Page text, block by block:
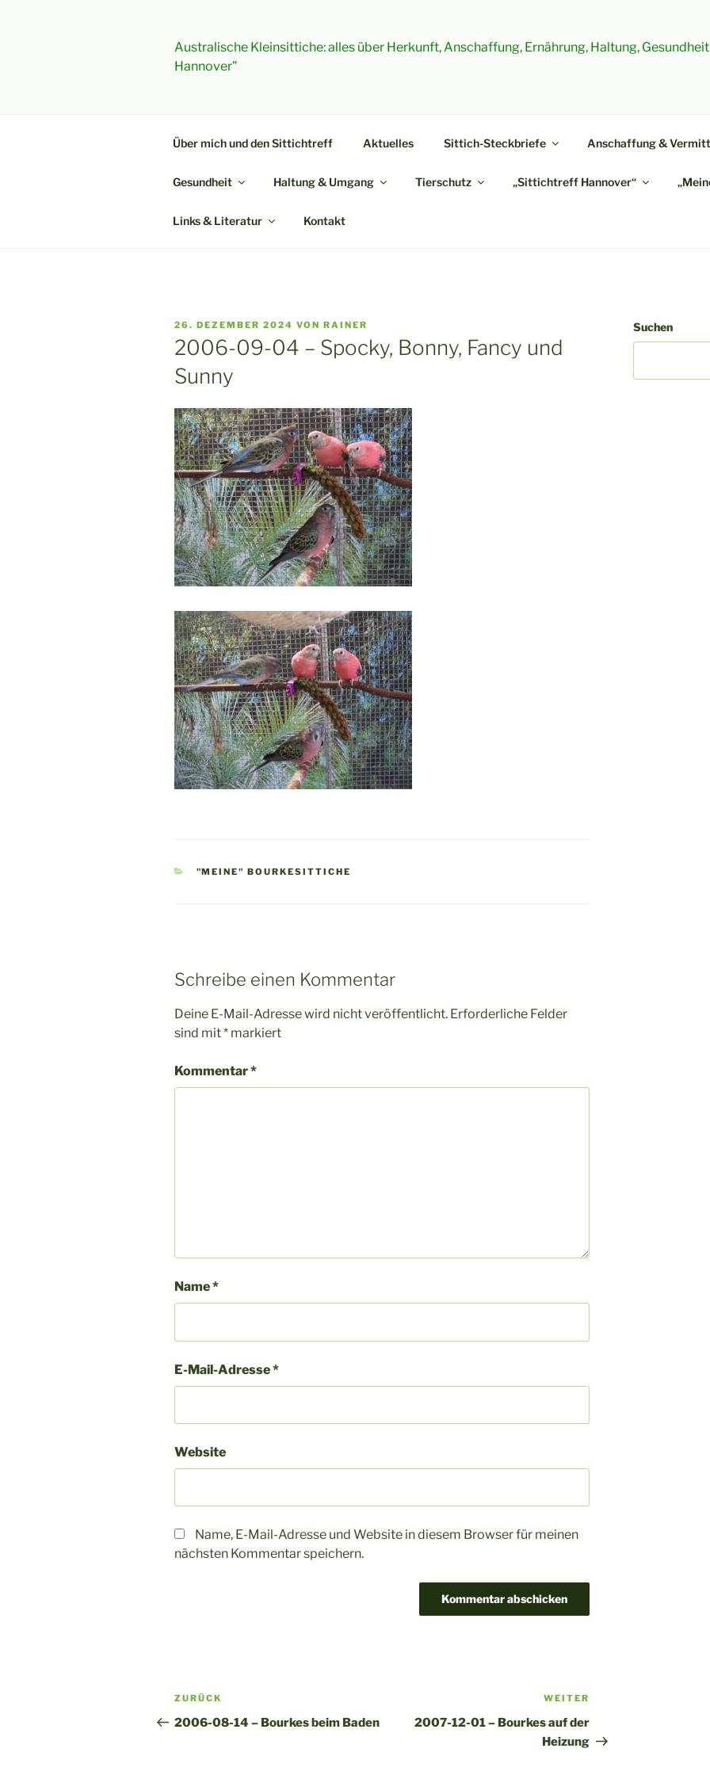
Australische Kleinsittiche: alles über Herkunft, Anschaffung, Ernährung, Haltung,
Hannover"
Über mich und den Sittichtreff Aktuelles Sittich-Steckbriefe Anschaffung &
Gesundheit Haltung & Umgang Tierschutz „Sittichtreff Hannover“
Links & Literatur Kontakt
VERÖFFENTLICHT
AM
26. DEZEMBER 2024 VON RAINER
2006-09-04 – Spocky, Bonny, Fancy und
Sunny
KATEGORIEN
"MEINE" BOURKESITTICHE
Schreibe einen Kommentar
Deine E-Mail-Adresse wird nicht veröffentlicht. Erforderliche Felder
sind mit* markiert
Kommentar*
Name*
E-Mail-Adresse*
Website
Name, E-Mail-Adresse und Website in diesem Browser für meinen
nächsten Kommentar speichern.
e
r
Beitragsnavigation
Vorheriger
Beitrag
ZURÜCK
2006-08-14 – Bourkes beim Baden
Beitrag
WEITER
2007-12-01 – Bourkes auf der
Heizung
Suchen